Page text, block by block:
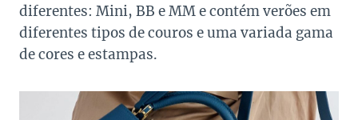
diferentes: Mini, BB e MM e contém verões em
diferentes tipos de couros e uma variada gama
de cores e estampas.